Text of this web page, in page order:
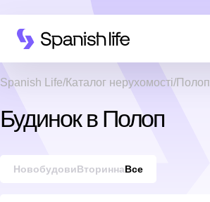
Spanish Life Каталог нерухомості Полоп
Будинок в Полоп
НовобудовиВториннаВсе